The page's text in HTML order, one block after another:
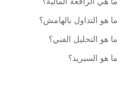
ما هو التداول بالهامش؟
ما هو التحليل الفني؟
ما هو السبريد؟